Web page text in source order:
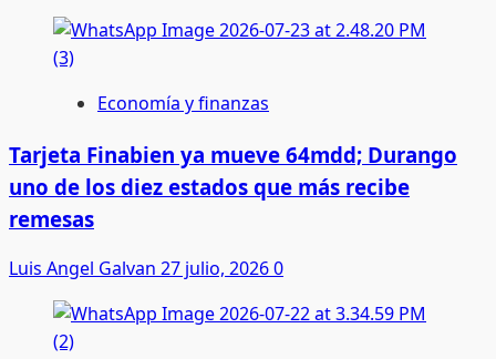
Economía y finanzas
Tarjeta Finabien ya mueve 64mdd; Durango
uno de los diez estados que más recibe
remesas
Luis Angel Galvan 27 julio, 20260